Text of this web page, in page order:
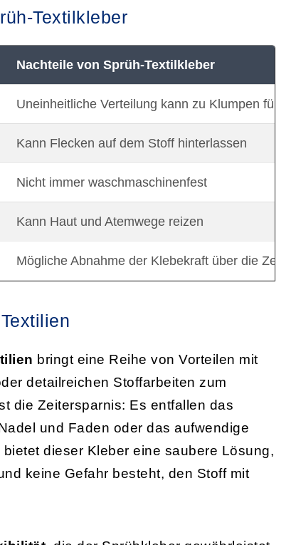
Textilkleber
Nachteile von Sprüh-Textilkleber
Uneinheitliche Verteilung kann zu Klumpen führen
Kann Flecken auf dem Stoff hinterlassen
Nicht immer waschmaschinenfest
Kann Haut und Atemwege reizen
Mögliche Abnahme der Klebekraft über die Zeit
bringt eine Reihe von Vorteilen mit
detailreichen Stoffarbeiten zum
die Zeitersparnis: Es entfallen das
und Faden oder das aufwendige
bietet dieser Kleber eine saubere Lösung,
keine Gefahr besteht, den Stoff mit